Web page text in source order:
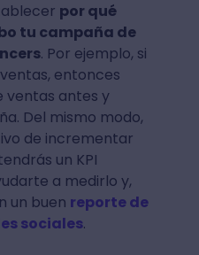
por qué
tu campaña de
. Por ejemplo, si
entonces
ventas antes y
Del mismo modo,
de incrementar
un KPI
a medirlo y,
un buen reporte de
sociales.